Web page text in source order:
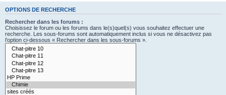
OPTIONS DE RECHERCHE
Rechercher dans les forums :
Choisissez le forum ou les forums dans le(s)quel(s) vous souhaitez effectuer une
recherche. Les sous-forums sont automatiquement inclus si vous ne désactivez pas
l’option ci-dessous « Rechercher dans les sous-forums ».